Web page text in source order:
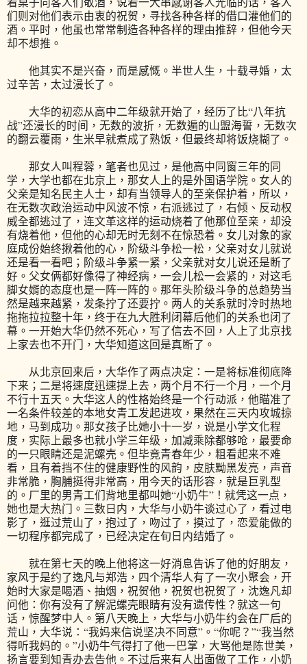
们则对他们表示由衷的祝贺，寻找各种各样的借口灌他们的
酒。平时，他虽也常常制造各种各样的理由推辞，但他今天
却不想推。
他其实不是兴奋，而是感慨。半世人生，十载寻婚，太
过辛苦，太过漫长了。
大华的初恋从高中二年级就开始了，经历了比“八年抗
战”还漫长的时间，无数的波折，无数遍的山盟海誓，无数次
的翻云覆雨，生米早就煮成了熟饭，但最终却将饭烧糊了。
那女人叫程蓉，笔者也见过，是他高中同窗三年的同
学，大学也都在北京上，那女人上的是外国语学院。女人的
父亲是知名民主人士，却有当领导人的至亲保护着，所以，
在无数次政治运动中风波不惊，右派逃过了，右倾、反动权
威全都逃过了，连文革这样的运动烧着了他那位至亲，却没
有烧着他，但他的心却无时无刻不在惊恐着。女儿对象的家
庭成份始终揪着他的心，阶级斗争松一松，父亲对女儿就说
还是看一看吧；阶级斗争紧一紧，父亲就对女儿说还是断了
好。父女俩都好像得了神经病，一会儿松一会紧的，对这毛
脚女婿的态度也是一阵一阵的。那年头阶级斗争的总趋势当
然是越来越紧，发条拧了还要拧。两人的关系就时冷时热地
拖拖拉拉整十年，终于在九大胜利闭幕后他们的关系也闭了
幕。一开始大华仍然不死心，写了信去不回，人上了北京找
上家去也不开门，大华知道这回是真断了。
从北京回来后，大华作了两点决定：一是将标准彻底降
下来；二是将速度迅速提上去，两个月不行一个月，一个月
不行十五天。大华这人的性格始终是一个行动派，他瞄准了
一名条件较差的本地女青工发起进攻，果然在三天内攻城掠
地，马到成功。那女孩子比她小十一岁，说是小学文化程
度，实际上最多也就小学三年级，加减乘除都够呛，最要命
的一只眼睛还是泥螺壳。但毕竟青春年少，粗看起来不难
看，且有着挡不住的健康野性的风韵，皮肤黝黑发亮，声音
非常脆，胸脯挺得非常高，用今天的话形容，就是巨乳型
的。厂里的男青工们背地里都叫她“小奶牛”！就凭这一点，
她也是大热门。三数日内，大华与小奶牛谈过心了，看过电
影了，逛过荒山了，抱过了，吻过了，摸过了，恋爱能做的
一切程序都完成了，已经决定在旬日内结婚了。
就在第七天的晚上他将这一好消息告诉了他的好朋友，
家风于是约了逸凡与郑浩，四个清华人有了一次小聚会，开
始时大家是喝酒、抽烟，祝贺他，祝贺也祝贺了，沈逸凡却
问他：你有没有了解泥螺壳眼睛有没有遗传性？就这一句
话，惊醒梦中人。第八天晚上，大华与小奶牛约会在厂后的
荒山，大华说：“我妈来信说坚决不同意”。“你呢？”“我当然
得听我妈的。”小奶牛气得打了他一巴掌，大骂他是陈世美，
扬言要到知青办去告他。不过后来有人出面做了工作，小奶